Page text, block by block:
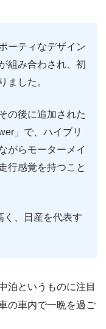
ーティなデザイン
組み合わされ、初
ました。
の後に追加された
」で、ハイブリ
がらモーターメイ
行感覚を持つこと
く、日産を代表す
泊というものに注目
の車内で一晩を過ご